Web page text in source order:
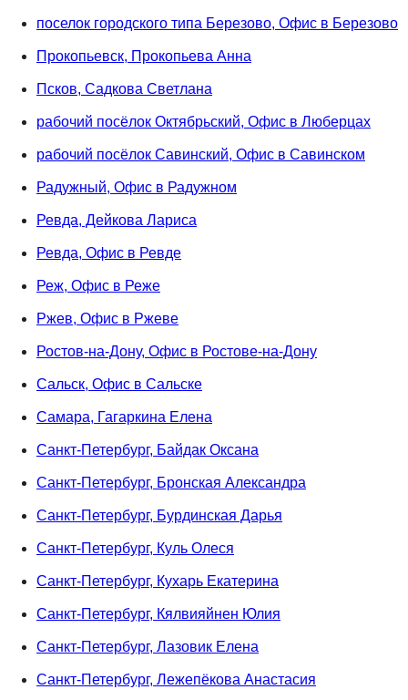
поселок городского типа Березово, Офис в Березово
Прокопьевск, Прокопьева Анна
Псков, Садкова Светлана
рабочий посёлок Октябрьский, Офис в Люберцах
рабочий посёлок Савинский, Офис в Савинском
Радужный, Офис в Радужном
Ревда, Дейкова Лариса
Ревда, Офис в Ревде
Реж, Офис в Реже
Ржев, Офис в Ржеве
Ростов-на-Дону, Офис в Ростове-на-Дону
Сальск, Офис в Сальске
Самара, Гагаркина Елена
Санкт-Петербург, Байдак Оксана
Санкт-Петербург, Бронская Александра
Санкт-Петербург, Бурдинская Дарья
Санкт-Петербург, Куль Олеся
Санкт-Петербург, Кухарь Екатерина
Санкт-Петербург, Кялвияйнен Юлия
Санкт-Петербург, Лазовик Елена
Санкт-Петербург, Лежепёкова Анастасия